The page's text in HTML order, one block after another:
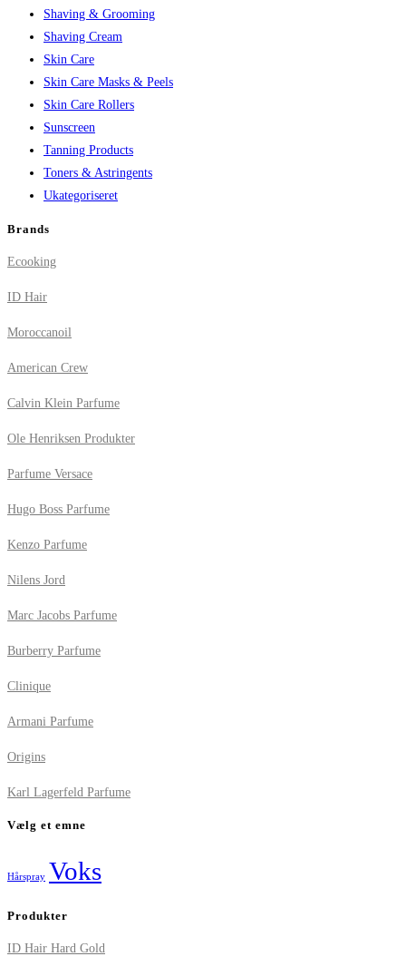
Shaving & Grooming
Shaving Cream
Skin Care
Skin Care Masks & Peels
Skin Care Rollers
Sunscreen
Tanning Products
Toners & Astringents
Ukategoriseret
Brands
Ecooking
ID Hair
Moroccanoil
American Crew
Calvin Klein Parfume
Ole Henriksen Produkter
Parfume Versace
Hugo Boss Parfume
Kenzo Parfume
Nilens Jord
Marc Jacobs Parfume
Burberry Parfume
Clinique
Armani Parfume
Origins
Karl Lagerfeld Parfume
Vælg et emne
Hårspray Voks
Produkter
ID Hair Hard Gold